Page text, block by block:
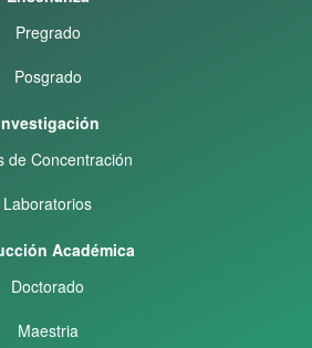
Pregrado
Posgrado
de Concentración
Laboratorios
Académica
Doctorado
Maestria